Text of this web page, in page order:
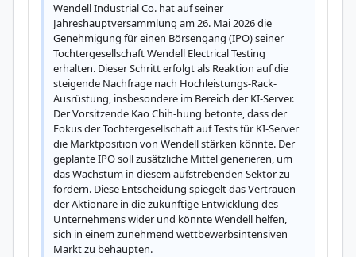
Wendell Industrial Co. hat auf seiner
Jahreshauptversammlung am 26. Mai 2026 die
Genehmigung für einen Börsengang (IPO) seiner
Tochtergesellschaft Wendell Electrical Testing
erhalten. Dieser Schritt erfolgt als Reaktion auf die
steigende Nachfrage nach Hochleistungs-Rack-
Ausrüstung, insbesondere im Bereich der KI-Server.
Der Vorsitzende Kao Chih-hung betonte, dass der
Fokus der Tochtergesellschaft auf Tests für KI-Server
die Marktposition von Wendell stärken könnte. Der
geplante IPO soll zusätzliche Mittel generieren, um
das Wachstum in diesem aufstrebenden Sektor zu
fördern. Diese Entscheidung spiegelt das Vertrauen
der Aktionäre in die zukünftige Entwicklung des
Unternehmens wider und könnte Wendell helfen,
sich in einem zunehmend wettbewerbsintensiven
Markt zu behaupten.